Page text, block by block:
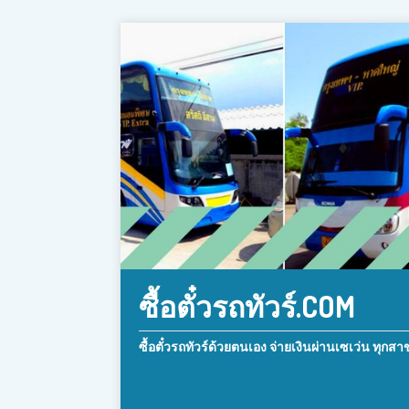
ซื้อตั๋วรถทัวร์.COM
ซื้อตั๋วรถทัวร์ด้วยตนเอง จ่ายเงินผ่านเซเว่น ทุกสา